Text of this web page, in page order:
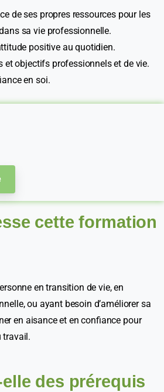
de ses propres ressources pour les
sa vie professionnelle.
positive au quotidien.
et objectifs professionnels et de vie.
en soi.
cette formation
en transition de vie, en
ou ayant besoin d’améliorer sa
en aisance et en confiance pour
travail.
des prérequis